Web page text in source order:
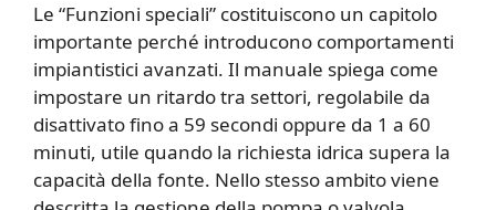
Le “Funzioni speciali” costituiscono un capitolo
importante perché introducono comportamenti
impiantistici avanzati. Il manuale spiega come
impostare un ritardo tra settori, regolabile da
disattivato fino a 59 secondi oppure da 1 a 60
minuti, utile quando la richiesta idrica supera la
capacità della fonte. Nello stesso ambito viene